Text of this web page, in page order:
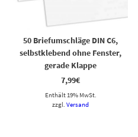
50 Briefumschläge DIN C6,
selbstklebend ohne Fenster,
gerade Klappe
7,99€
Enthält 19% MwSt.
zzgl.Versand